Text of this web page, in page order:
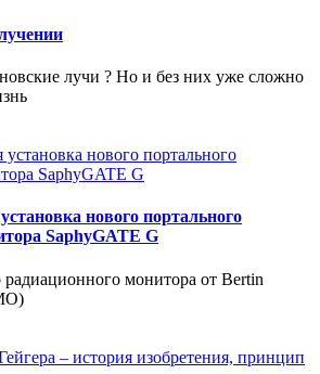
лучи ? Но и без них уже сложно
нового портального
SaphyGATE G
монитора от Bertin